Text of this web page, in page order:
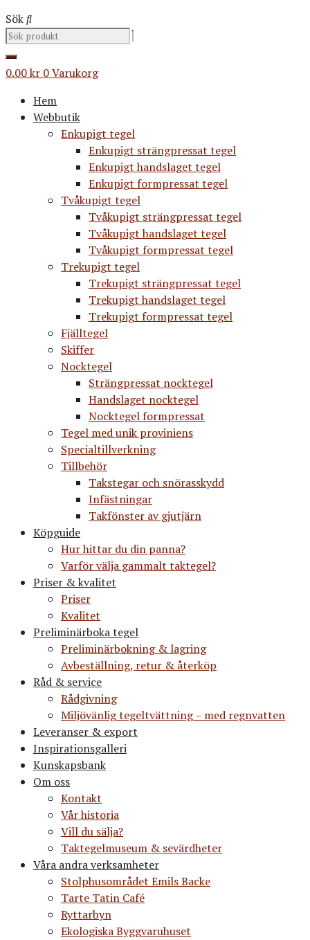
Sök
0.00kr 0Varukorg
Hem
Webbutik
Enkupigt tegel
Enkupigt strängpressat tegel
Enkupigt handslaget tegel
Enkupigt formpressat tegel
Tvåkupigt tegel
Tvåkupigt strängpressat tegel
Tvåkupigt handslaget tegel
Tvåkupigt formpressat tegel
Trekupigt tegel
Trekupigt strängpressat tegel
Trekupigt handslaget tegel
Trekupigt formpressat tegel
Fjälltegel
Skiffer
Nocktegel
Strängpressat nocktegel
Handslaget nocktegel
Nocktegel formpressat
Tegel med unik proviniens
Specialtillverkning
Tillbehör
Takstegar och snörasskydd
Infästningar
Takfönster av gjutjärn
Köpguide
Hur hittar du din panna?
Varför välja gammalt taktegel?
Priser & kvalitet
Priser
Kvalitet
Preliminärboka tegel
Preliminärbokning & lagring
Avbeställning, retur & återköp
Råd & service
Rådgivning
Miljövänlig tegeltvättning – med regnvatten
Leveranser & export
Inspirationsgalleri
Kunskapsbank
Om oss
Kontakt
Vår historia
Vill du sälja?
Taktegelmuseum & sevärdheter
Våra andra verksamheter
Stolphusområdet Emils Backe
Tarte Tatin Café
Ryttarbyn
Ekologiska Byggvaruhuset